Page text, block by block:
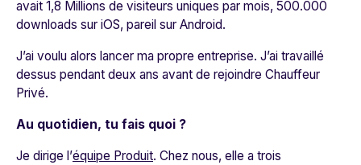
avait 1,8 Millions de visiteurs uniques par mois, 500.000
downloads sur iOS, pareil sur Android.
J’ai voulu alors lancer ma propre entreprise. J’ai travaillé
dessus pendant deux ans avant de rejoindre Chauffeur
Privé.
Au quotidien, tu fais quoi ?
Je dirige l’équipe Produit. Chez nous, elle a trois